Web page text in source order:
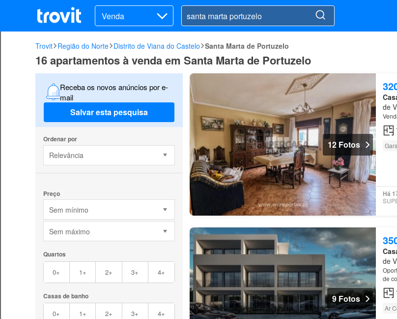
Venda
Trovit Região do Norte Distrito de Viana do Castelo Santa Marta de Portuzelo
16 apartamentos à venda em Santa Marta de Portuzelo
Receba os novos anúncios por e-
mail
Salvar esta pesquisa
Ordenar por
Relevância
Preço
Sem mínimo
Sem máximo
Quartos
0+ 1+ 2+ 3+ 4+
Casas de banho
0+ 1+ 2+ 3+ 4+
12 Fotos
de
Há
9 Fotos
de
de
com
Ar